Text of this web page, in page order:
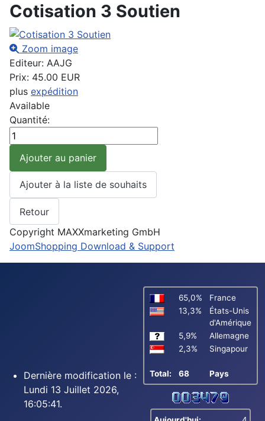
Cotisation 3 Soutien
Zoom image
Editeur: AAJG
Prix: 45.00 EUR
plus expédition
Available
Quantité:
Copyright MAXXmarketing GmbH
JoomShopping Download & Support
Dernière modification le :
Lundi 13 Juillet 2026,
16:05:41.
65,0%
France
13,3%
États-Unis
d'Amérique
5,9%
Allemagne
2,3%
Singapour
Total: 68 Pays